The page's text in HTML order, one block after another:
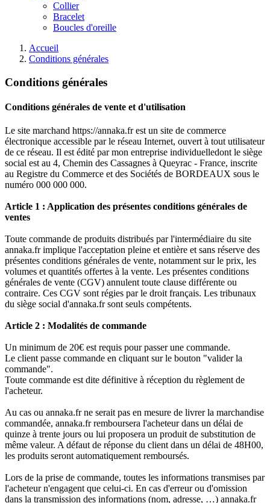
Collier
Bracelet
Boucles d'oreille
Accueil
Conditions générales
Conditions générales
Conditions générales de vente et d'utilisation
Le site marchand https://annaka.fr est un site de commerce
électronique accessible par le réseau Internet, ouvert à tout utilisateur
de ce réseau. Il est édité par mon entreprise individuelledont le siège
social est au 4, Chemin des Cassagnes à Queyrac - France, inscrite
au Registre du Commerce et des Sociétés de BORDEAUX sous le
numéro 000 000 000.
Article 1 : Application des présentes conditions générales de
ventes
Toute commande de produits distribués par l'intermédiaire du site
annaka.fr implique l'acceptation pleine et entière et sans réserve des
présentes conditions générales de vente, notamment sur le prix, les
volumes et quantités offertes à la vente. Les présentes conditions
générales de vente (CGV) annulent toute clause différente ou
contraire. Ces CGV sont régies par le droit français. Les tribunaux
du siège social d'annaka.fr sont seuls compétents.
Article 2 : Modalités de commande
Un minimum de 20€ est requis pour passer une commande.
Le client passe commande en cliquant sur le bouton "valider la
commande".
Toute commande est dite définitive à réception du règlement de
l'acheteur.
Au cas ou annaka.fr ne serait pas en mesure de livrer la marchandise
commandée, annaka.fr remboursera l'acheteur dans un délai de
quinze à trente jours ou lui proposera un produit de substitution de
même valeur. A défaut de réponse du client dans un délai de 48H00,
les produits seront automatiquement remboursés.
Lors de la prise de commande, toutes les informations transmises par
l'acheteur n'engagent que celui-ci. En cas d'erreur ou d'omission
dans la transmission des informations (nom, adresse, …) annaka.fr